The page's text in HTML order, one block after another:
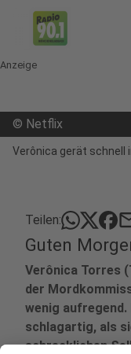
Anzeige
© Netflix
Verônica gerät schnell
Teilen:
Guten
Verônica Torres
der
wenig
schlagartig, als
schrecklichen